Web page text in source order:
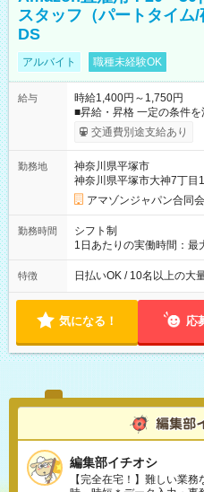
スタッフ（パートタイム
DS
アルバイト 職種未経験OK
給与
時給1,400円～1,750円
■昇給・昇格 一定の条件
まで昇給の機会があります。 ■正社員登用制度あり ※月末
月25日支払い ※時間外手
☆Amazon直雇用で安定して働けます！ 【
あり 試用期間の長さ：1週
です。
交通費別途支給あり
勤務地
神奈川県平塚市
神奈川県平塚市大神7丁目
アマゾンジャパン合同
勤務時間
シフト制
1日あたりの実働時間：最
特徴 日払いOK / 10名以上の大
気になる！ 応
編集部イチオシ
【完全在宅！】難しい業